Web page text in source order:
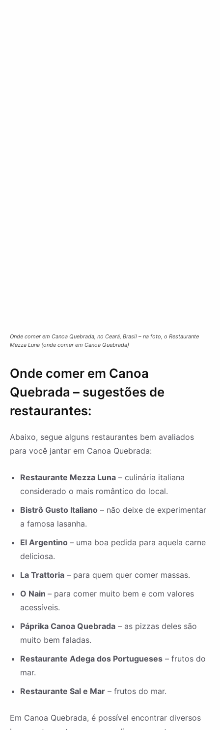
Onde comer em Canoa Quebrada, no Ceará, Brasil – na foto, o Restaurante
Mezza Luna (onde comer em Canoa Quebrada)
Onde comer em Canoa
Quebrada – sugestões de
restaurantes:
Abaixo, segue alguns restaurantes bem avaliados
para você jantar em Canoa Quebrada:
Restaurante Mezza Luna – culinária italiana
considerado o mais romântico do local.
Bistrô Gusto Italiano – não deixe de experimentar
a famosa lasanha.
El Argentino – uma boa pedida para aquela carne
deliciosa.
La Trattoria – para quem quer comer massas.
O Nain – para comer muito bem e com valores
acessíveis.
Páprika Canoa Quebrada – as pizzas deles são
muito bem faladas.
Restaurante Adega dos Portugueses – frutos do
mar.
Restaurante Sal e Mar – frutos do mar.
Em Canoa Quebrada, é possível encontrar diversos